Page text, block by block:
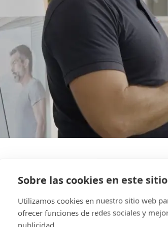
Sobre las cookies en este
Utilizamos cookies en nuestro sitio web
ofrecer funciones de redes sociales y
publicidad.